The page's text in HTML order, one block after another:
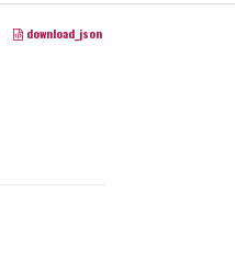
download_json